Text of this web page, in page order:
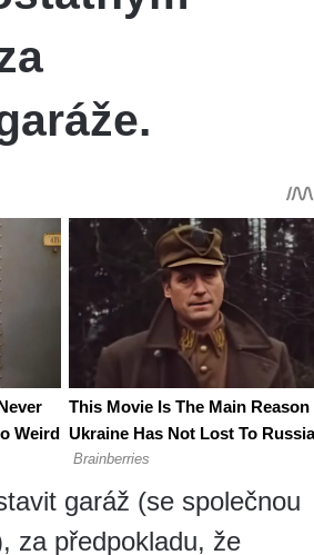
garáž (se společnou
za předpokladu, že